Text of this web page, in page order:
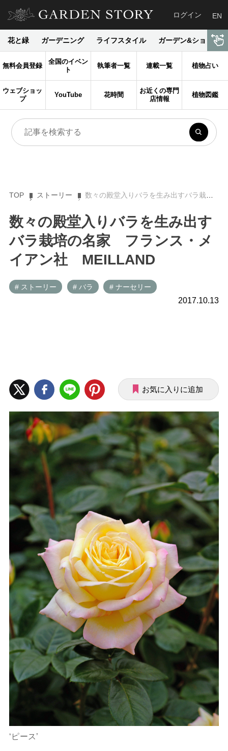
ログイン EN
花と緑 ガーデニング ライフスタイル ガーデン&ショップ
無料会員登録
全国のイベン
ト
執筆者一覧 連載一覧 植物占い
ウェブショッ
プ
YouTube 花時間
お近くの専門
店情報
植物図鑑
TOP ストーリー 数々の殿堂入りバラを生み出すバラ栽培の名家 フランス・メイアン社 MEILLAND
数々の殿堂入りバラを生み出す
バラ栽培の名家 フランス・メ
イアン社 MEILLAND
# ストーリー # バラ # ナーセリー
2017.10.13
お気に入りに追加
‘ピース’